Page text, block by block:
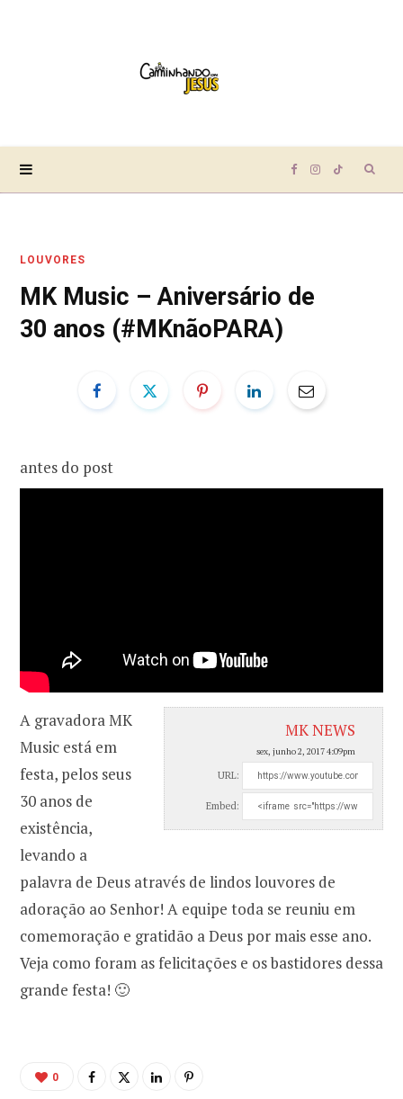
F
e
o
k
I
g
a
T
LOUVORES
MK Music – Aniversário de
30 anos (#MKnãoPARA)
antes do post
MK NEWS
sex, junho 2, 2017 4:09pm
URL:
Embed:
A gravadora MK
Music está em
festa, pelos seus
30 anos de
existência,
levando a
palavra de Deus através de lindos louvores de
adoração ao Senhor! A equipe toda se reuniu em
comemoração e gratidão a Deus por mais esse ano.
Veja como foram as felicitações e os bastidores dessa
grande festa! 🙂
0